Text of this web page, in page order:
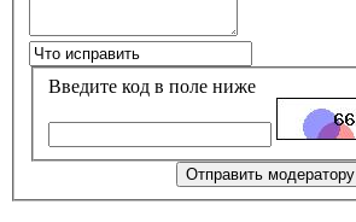
Введите код в поле ниже
Отправить модератору